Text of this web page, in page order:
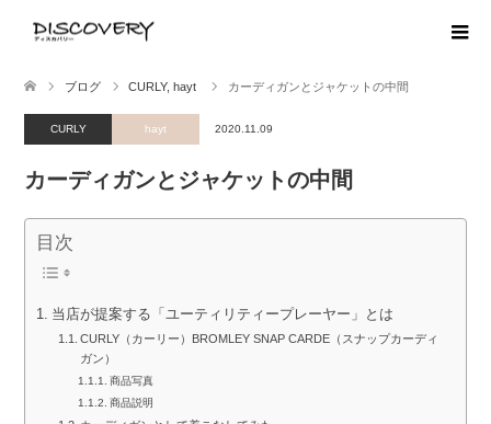
ブログ CURLY, hayt カーディガンとジャケットの中間
CURLY hayt 2020.11.09
カーディガンとジャケットの中間
目次
当店が提案する「ユーティリティープレーヤー」とは
CURLY（カーリー）BROMLEY SNAP CARDE（スナップカーディ
ガン）
商品写真
商品説明